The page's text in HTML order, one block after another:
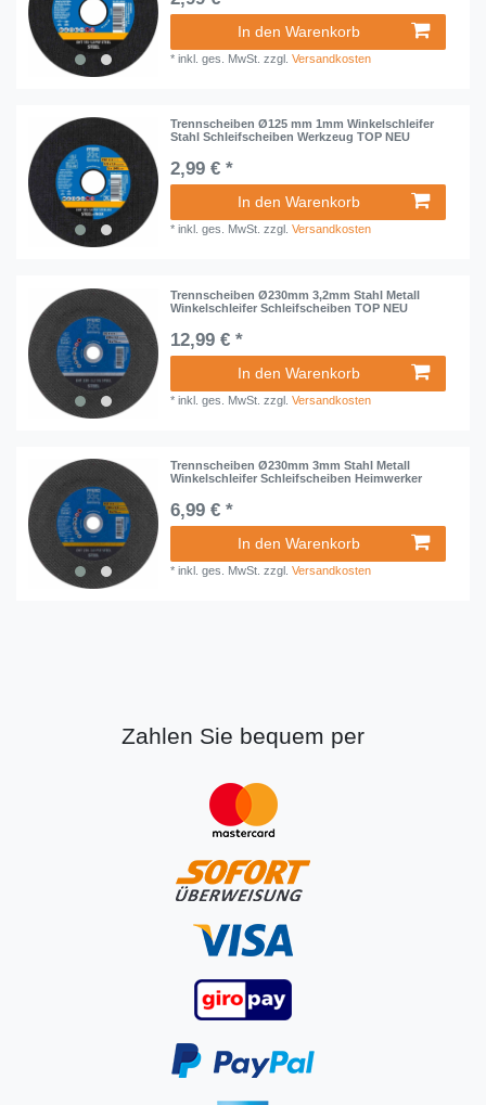
In den Warenkorb
*inkl. ges. MwSt. zzgl.Versandkosten
Trennscheiben Ø125 mm 1mm Winkelschleifer
Stahl Schleifscheiben Werkzeug TOP NEU
2,99 € *
In den Warenkorb
*inkl. ges. MwSt. zzgl.Versandkosten
Trennscheiben Ø230mm 3,2mm Stahl Metall
Winkelschleifer Schleifscheiben TOP NEU
12,99 € *
In den Warenkorb
*inkl. ges. MwSt. zzgl.Versandkosten
Trennscheiben Ø230mm 3mm Stahl Metall
Winkelschleifer Schleifscheiben Heimwerker
6,99 € *
In den Warenkorb
*inkl. ges. MwSt. zzgl.Versandkosten
Zahlen Sie bequem per